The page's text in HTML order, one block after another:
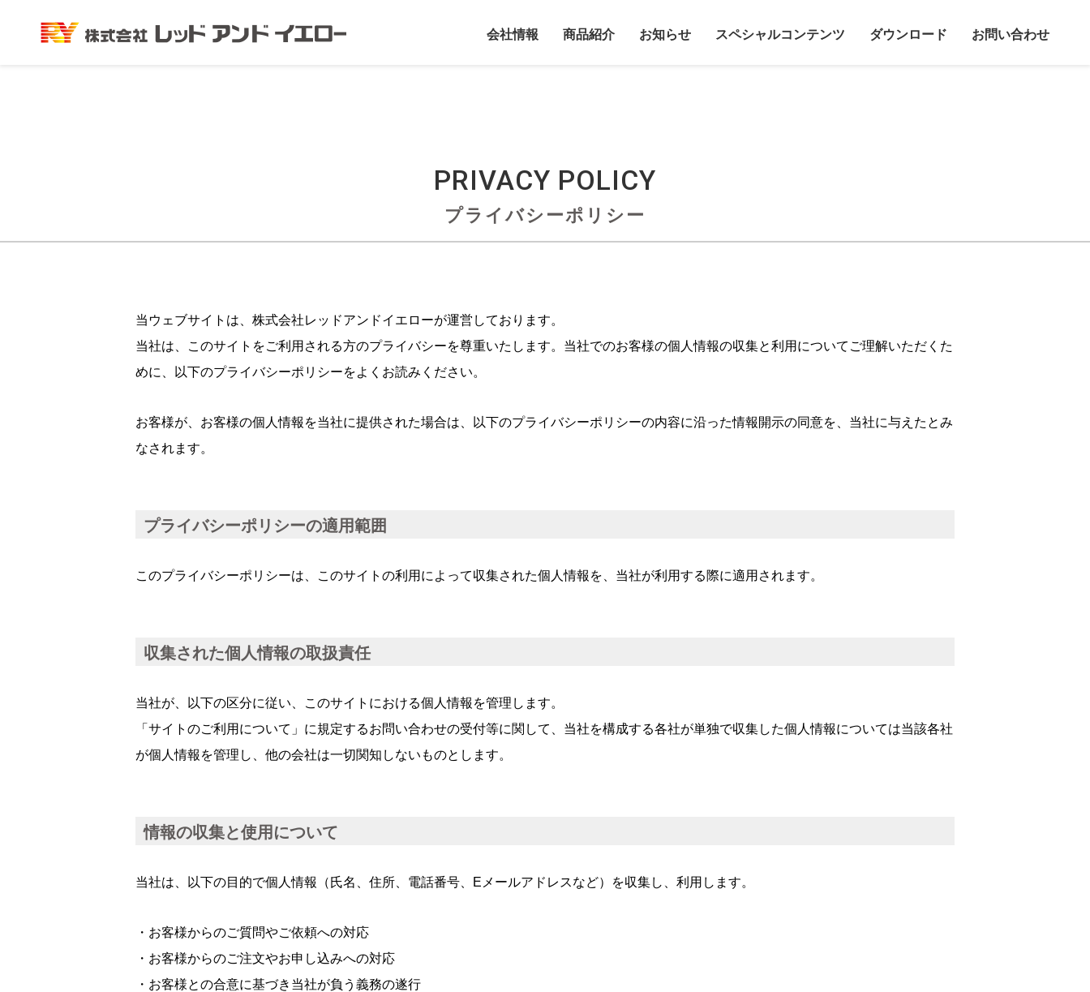
会社情報 商品紹介 お知らせ スペシャルコンテンツ ダウンロード お問い合わせ
PRIVACY POLICY
プライバシーポリシー
当ウェブサイトは、株式会社レッドアンドイエローが運営しております。
当社は、このサイトをご利用される方のプライバシーを尊重いたします。当社でのお客様の個人情報の収集と利用についてご理解いただくた
めに、以下のプライバシーポリシーをよくお読みください。
お客様が、お客様の個人情報を当社に提供された場合は、以下のプライバシーポリシーの内容に沿った情報開示の同意を、当社に与えたとみ
なされます。
プライバシーポリシーの適用範囲
このプライバシーポリシーは、このサイトの利用によって収集された個人情報を、当社が利用する際に適用されます。
収集された個人情報の取扱責任
当社が、以下の区分に従い、このサイトにおける個人情報を管理します。
「サイトのご利用について」に規定するお問い合わせの受付等に関して、当社を構成する各社が単独で収集した個人情報については当該各社
が個人情報を管理し、他の会社は一切関知しないものとします。
情報の収集と使用について
当社は、以下の目的で個人情報（氏名、住所、電話番号、Eメールアドレスなど）を収集し、利用します。
・お客様からのご質問やご依頼への対応
・お客様からのご注文やお申し込みへの対応
・お客様との合意に基づき当社が負う義務の遂行